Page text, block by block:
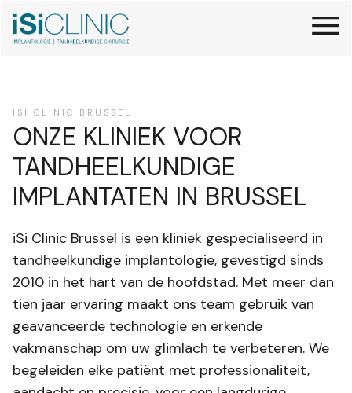
ISI CLINIC BRUSSEL
ONZE KLINIEK VOOR
TANDHEELKUNDIGE
IMPLANTATEN IN BRUSSEL
iSi Clinic Brussel is een kliniek gespecialiseerd in
tandheelkundige implantologie, gevestigd sinds
2010 in het hart van de hoofdstad. Met meer dan
tien jaar ervaring maakt ons team gebruik van
geavanceerde technologie en erkende
vakmanschap om uw glimlach te verbeteren. We
begeleiden elke patiënt met professionaliteit,